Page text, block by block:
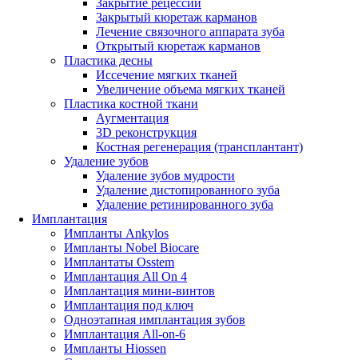
Закрытие рецессий
Закрытый кюретаж карманов
Лечение связочного аппарата зуба
Открытый кюретаж карманов
Пластика десны
Иссечение мягких тканей
Увеличение объема мягких тканей
Пластика костной ткани
Аугментация
3D реконструкция
Костная регенерация (трансплантант)
Удаление зубов
Удаление зубов мудрости
Удаление дистопированного зуба
Удаление ретинированного зуба
Имплантация
Импланты Ankylos
Импланты Nobel Biocare
Имплантаты Osstem
Имплантация All On 4
Имплантация мини-винтов
Имплантация под ключ
Одноэтапная имплантация зубов
Имплантация All-on-6
Импланты Hiossen